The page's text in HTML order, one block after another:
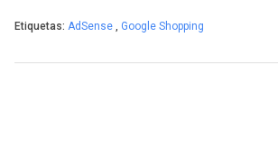
Etiquetas: AdSense , Google Shopping